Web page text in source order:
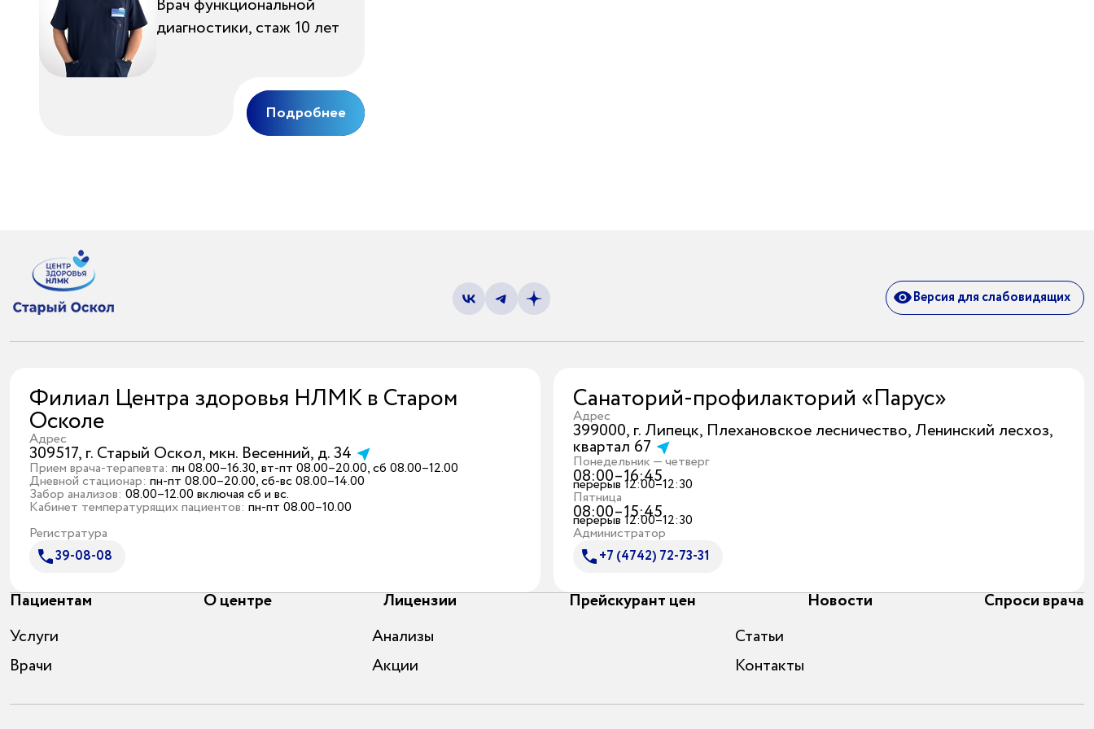
Врач функциональной
диагностики, стаж 10 лет
Подробнее
Версия для слабовидящих
Филиал Центра здоровья НЛМК в Старом
Осколе
Адрес
309517, г. Старый Оскол, мкн. Весенний, д. 34
Прием врача-терапевта: пн 08.00–16.30, вт-пт 08.00–20.00, сб 08.00–12.00
Дневной стационар: пн-пт 08.00–20.00, сб-вс 08.00–14.00
Забор анализов: 08.00–12.00 включая сб и вс.
Кабинет температурящих пациентов: пн-пт 08.00–10.00
Регистратура
39-08-08
Санаторий-профилакторий «Парус»
Адрес
399000, г. Липецк, Плехановское лесничество, Ленинский лесхоз,
квартал 67
Понедельник — четверг
08:00–16:45
перерыв 12:00–12:30
Пятница
08:00–15:45
перерыв 12:00–12:30
Администратор
+7 (4742) 72-73-31
Пациентам О центре Лицензии Прейскурант цен Новости
Спроси врача
Услуги
Врачи
Анализы
Акции
Статьи
Контакты